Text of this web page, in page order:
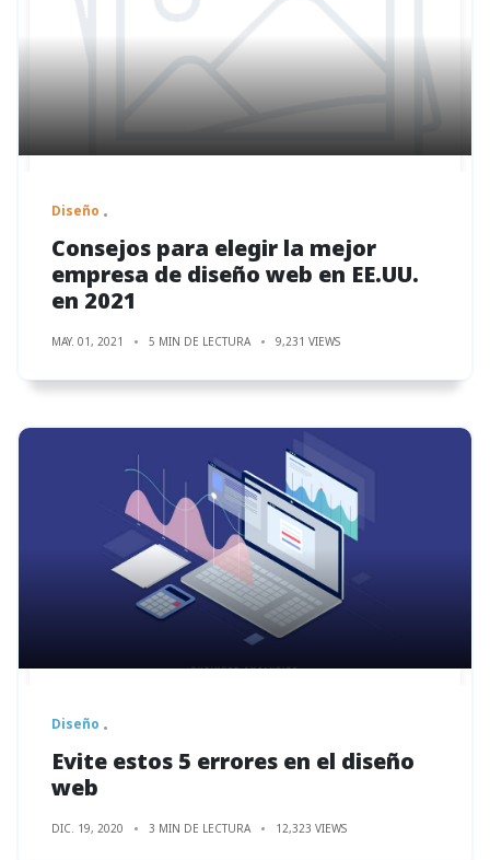
Diseño
Consejos para elegir la mejor
empresa de diseño web en EE.UU.
en 2021
MAY. 01, 2021 5 MIN DE LECTURA 9,231 VIEWS
Diseño
Evite estos 5 errores en el diseño
web
DIC. 19, 2020 3 MIN DE LECTURA 12,323 VIEWS